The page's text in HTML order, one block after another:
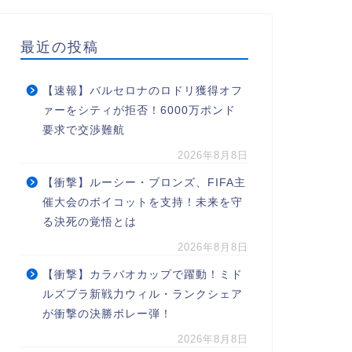
最近の投稿
【速報】バルセロナのロドリ獲得オフ
ァーをシティが拒否！6000万ポンド
要求で交渉難航
2026年8月8日
【衝撃】ルーシー・ブロンズ、FIFA主
催大会のボイコットを支持！未来を守
る決死の覚悟とは
2026年8月8日
【衝撃】カラバオカップで躍動！ミド
ルズブラ新戦力ウィル・ランクシェア
が衝撃の決勝ボレー弾！
2026年8月8日